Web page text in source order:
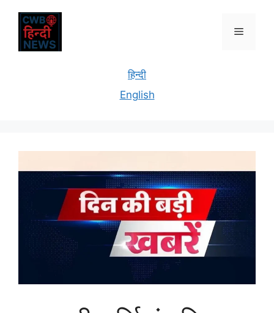
हिन्दी
English